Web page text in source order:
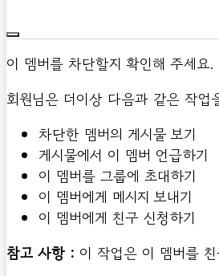
이 멤버를 차단할지 확인해 주세요.
회원님은 더이상 다음과 같은 작업
차단한 멤버의 게시물 보기
게시물에서 이 멤버 언급하기
이 멤버를 그룹에 초대하기
이 멤버에게 메시지 보내기
이 멤버에게 친구 신청하기
참고 사항 : 이 작업은 이 멤버를